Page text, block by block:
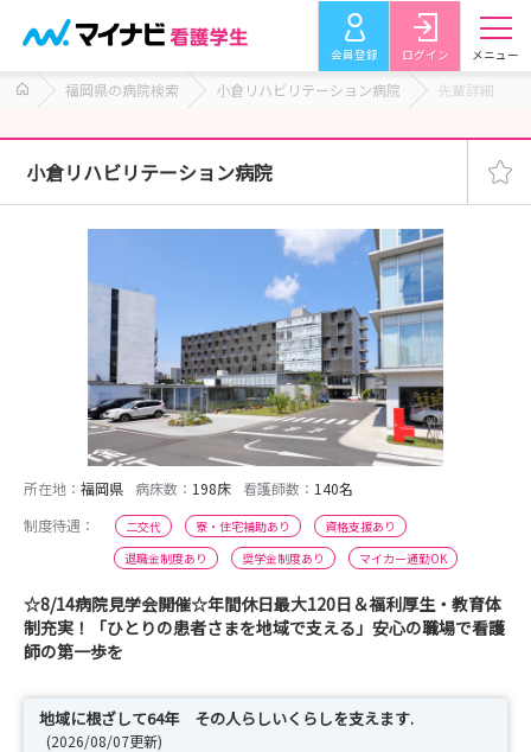
会員登録 ログイン メニュー
福岡県の病院検索 小倉リハビリテーション病院 先輩詳細
小倉リハビリテーション病院
所在地： 福岡県 病床数： 198床 看護師数： 140名
制度待遇：
二交代 寮・住宅補助あり
資格支援あり
退職金制度あり
奨学金制度あり マイカー通勤OK
☆8/14病院見学会開催☆年間休日最大120日＆福利厚生・教育体
制充実！「ひとりの患者さまを地域で支える」安心の職場で看護
師の第一歩を
地域に根ざして64年 その人らしいくらしを支えます.
(2026/08/07更新)